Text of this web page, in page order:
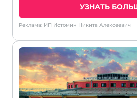
УЗНАТЬ
Реклама: ИП Истомин Никита Алексеевич